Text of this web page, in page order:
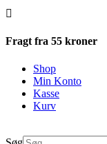

Fragt fra 55 kroner
Shop
Min Konto
Kasse
Kurv